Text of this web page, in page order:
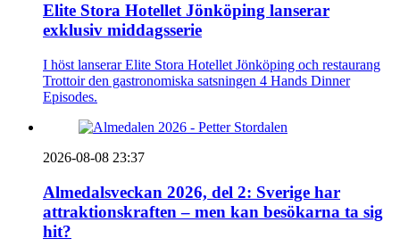
Elite Stora Hotellet Jönköping lanserar
exklusiv middagsserie
I höst lanserar Elite Stora Hotellet Jönköping och restaurang
Trottoir den gastronomiska satsningen 4 Hands Dinner
Episodes.
2026-08-08 23:37
Almedalsveckan 2026, del 2: Sverige har
attraktionskraften – men kan besökarna ta sig
hit?